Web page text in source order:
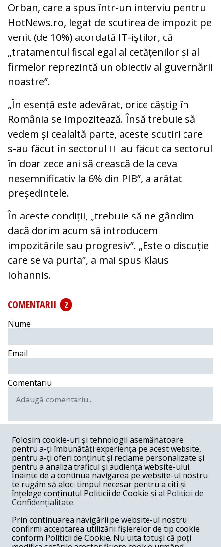
Orban, care a spus într-un interviu pentru
HotNews.ro, legat de scutirea de impozit pe
venit (de 10%) acordată IT-iştilor, că
„tratamentul fiscal egal al cetățenilor și al
firmelor reprezintă un obiectiv al guvernării
noastre”.
„În esență este adevărat, orice câștig în
România se impozitează. Însă trebuie să
vedem și cealaltă parte, aceste scutiri care
s-au făcut în sectorul IT au făcut ca sectorul
în doar zece ani să crească de la ceva
nesemnificativ la 6% din PIB”, a arătat
președintele.
În aceste condiții, „trebuie să ne gândim
dacă dorim acum să introducem
impozitările sau progresiv”. „Este o discuție
care se va purta”, a mai spus Klaus
Iohannis.
COMENTARII
2
Nume
Email
Comentariu
emil -01-28-2020
Cele mai mari salarii din SUA le primesc medicii si
avocatii buni nu IT-isti, judecatorii, militarii, grefierii sau
politicienii corupti. Dar acolo medicina nu se face
diferenta intre asiguratul Arsinel si asiguratul de rand.
Camelian Propinatiu - 01-27-2020
Din 20 februarie, Boris Johnson introduce Global Talent
Folosim cookie-uri și tehnologii asemănătoare
pentru a-ți îmbunătăți experiența pe acest website,
pentru a-ți oferi conținut și reclame personalizate și
pentru a analiza traficul și audiența website-ului.
Înainte de a continua navigarea pe website-ul nostru
te rugăm să aloci timpul necesar pentru a citi și
înțelege conținutul Politicii de Cookie și al Politicii de
Confidențialitate.
Prin continuarea navigării pe website-ul nostru
confirmi acceptarea utilizării fișierelor de tip cookie
conform Politicii de Cookie. Nu uita totuși că poți